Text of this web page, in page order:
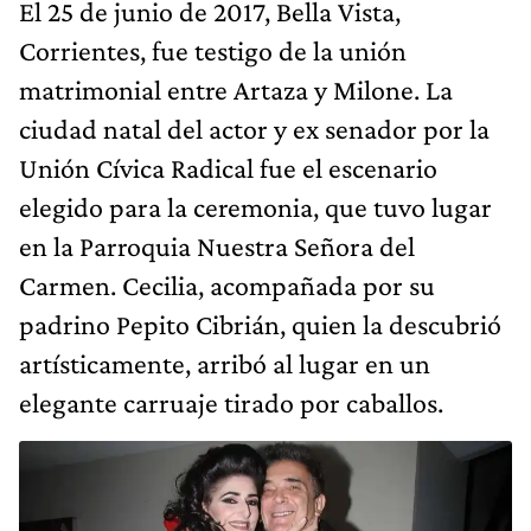
El 25 de junio de 2017, Bella Vista,
Corrientes, fue testigo de la unión
matrimonial entre Artaza y Milone. La
ciudad natal del actor y ex senador por la
Unión Cívica Radical fue el escenario
elegido para la ceremonia, que tuvo lugar
en la Parroquia Nuestra Señora del
Carmen. Cecilia, acompañada por su
padrino Pepito Cibrián, quien la descubrió
artísticamente, arribó al lugar en un
elegante carruaje tirado por caballos.